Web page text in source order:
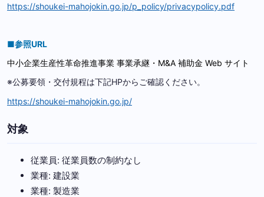
https://shoukei-mahojokin.go.jp/p_policy/privacypolicy.pdf
■参照URL
中小企業生産性革命推進事業 事業承継・M&A 補助金 Web サイト
※公募要領・交付規程は下記HPからご確認ください。
https://shoukei-mahojokin.go.jp/
対象
従業員: 従業員数の制約なし
業種: 建設業
業種: 製造業